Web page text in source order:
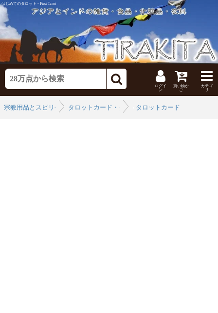
はじめてのタロット - First Tarot
ログイ
ン
買い物か
ご
カテゴ
リ
宗教用品とスピリチュアルタロットカード・タロット解説書
タロットカード